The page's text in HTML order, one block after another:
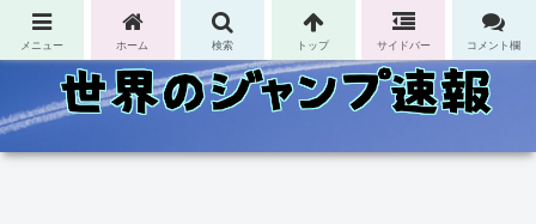
コンテンツへスキップ
メニュー ホーム 検索 トップ サイドバー コメント欄